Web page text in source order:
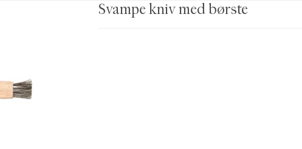
Svampe kniv med børste